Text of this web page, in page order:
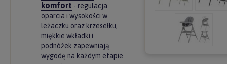
komfort - regulacja
oparcia i wysokości w
leżaczku oraz krzesełku,
miękkie wkładki i
podnóżek zapewniają
wygodę na każdym etapie